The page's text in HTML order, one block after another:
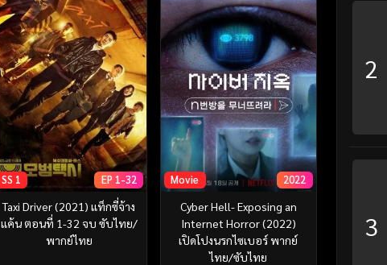
SS 1 EP 1-32
Taxi Driver (2021) แท็กซี่จ้าง
แค้น ตอนที่ 1-32 จบ ซับไทย/
พากย์ไทย
Movie 2022
Cyber Hell- Exposing an
Internet Horror (2022)
เปิดโปงนรกไซเบอร์ พากย์
ไทย/ซับไทย
2
3